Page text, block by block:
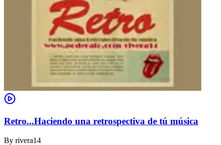
Retro...Haciendo una retrospectiva de tú música
By rivera14